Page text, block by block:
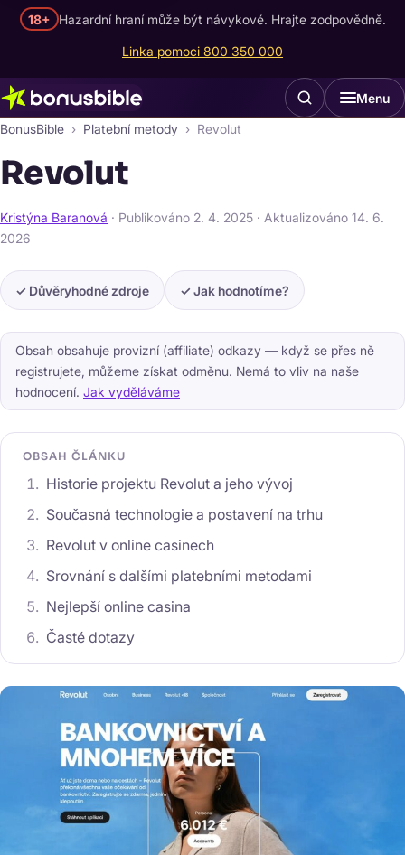
18+ Hazardní hraní může být návykové. Hrajte zodpovědně.
Linka pomoci 800 350 000
Menu
BonusBible Platební metody Revolut
Revolut
Kristýna Baranová · Publikováno 2. 4. 2025 · Aktualizováno 14. 6.
2026
✓ Důvěryhodné zdroje ✓ Jak hodnotíme?
Obsah obsahuje provizní (affiliate) odkazy — když se přes ně
registrujete, můžeme získat odměnu. Nemá to vliv na naše
hodnocení. Jak vyděláváme
OBSAH ČLÁNKU
Historie projektu Revolut a jeho vývoj
Současná technologie a postavení na trhu
Revolut v online casinech
Srovnání s dalšími platebními metodami
Nejlepší online casina
Časté dotazy